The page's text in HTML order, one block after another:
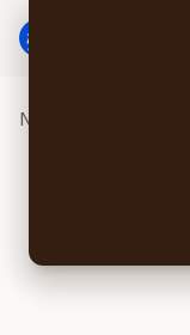
direkt
huvudmenyn
direkt
innehåll
Nyhetsrummet